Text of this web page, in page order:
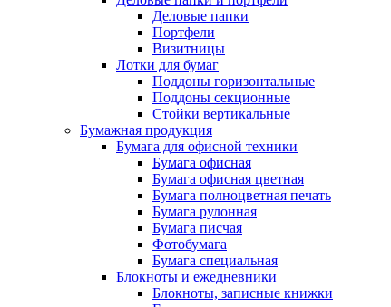
Деловые папки
Портфели
Визитницы
Лотки для бумаг
Поддоны горизонтальные
Поддоны секционные
Стойки вертикальные
Бумажная продукция
Бумага для офисной техники
Бумага офисная
Бумага офисная цветная
Бумага полноцветная печать
Бумага рулонная
Бумага писчая
Фотобумага
Бумага специальная
Блокноты и ежедневники
Блокноты, записные книжки